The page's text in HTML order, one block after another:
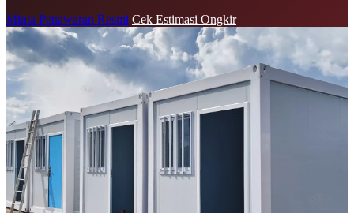
Minta Penawaran Resmi Cek Estimasi Ongkir